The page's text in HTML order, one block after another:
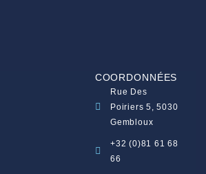
COORDONNÉES
Rue Des
Poiriers 5, 5030
Gembloux
+32 (0)81 61 68
66